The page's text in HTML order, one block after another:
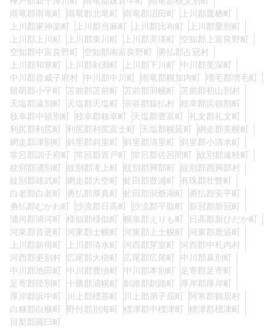
雨竜郡雨竜町
雨竜郡北竜町 雨竜郡沼田町
上川郡鷹栖町
上川郡東神楽町
上川郡当麻町 上川郡比布町
上川郡愛別町
上川郡上川町
上川郡東川町 上川郡美瑛町
空知郡上富良野町
空知郡中富良野町
空知郡南富良野町
勇払郡占冠村
上川郡和寒町
上川郡剣淵町 上川郡下川町
中川郡美深町
中川郡音威子府村
中川郡中川町 雨竜郡幌加内町
増毛郡増毛町
留萌郡小平町
苫前郡苫前町 苫前郡羽幌町
苫前郡初山別村
天塩郡遠別町
天塩郡天塩町 宗谷郡猿払村
枝幸郡浜頓別町
枝幸郡中頓別町
枝幸郡枝幸町 天塩郡豊富町
礼文郡礼文町
利尻郡利尻町
利尻郡利尻富士町 天塩郡幌延町
網走郡美幌町
網走郡津別町
斜里郡斜里町 斜里郡清里町
斜里郡小清水町
常呂郡訓子府町
常呂郡置戸町 常呂郡佐呂間町
紋別郡遠軽町
紋別郡湧別町
紋別郡滝上町 紋別郡興部町
紋別郡西興部村
紋別郡雄武町
網走郡大空町 虻田郡豊浦町
有珠郡壮瞥町
白老郡白老町
勇払郡厚真町 虻田郡洞爺湖町
勇払郡安平町
勇払郡むかわ町
沙流郡日高町 沙流郡平取町
新冠郡新冠町
浦河郡浦河町
様似郡様似町 幌泉郡えりも町
日高郡新ひだか町
河東郡音更町
河東郡士幌町 河東郡上士幌町
河東郡鹿追町
上川郡新得町
上川郡清水町 河西郡芽室町
河西郡中札内村
河西郡更別村
広尾郡大樹町 広尾郡広尾町
中川郡幕別町
中川郡池田町
中川郡豊頃町 中川郡本別町
足寄郡足寄町
足寄郡陸別町
十勝郡浦幌町 釧路郡釧路町
厚岸郡厚岸町
厚岸郡浜中町
川上郡標茶町 川上郡弟子屈町
阿寒郡鶴居村
白糠郡白糠町
野付郡別海町 標津郡中標津町
標津郡標津町
目梨郡羅臼町